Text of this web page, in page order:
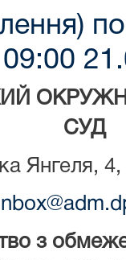
СУД
Янгеля,
з